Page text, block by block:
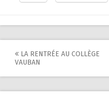
Post
navigation
LA RENTRÉE AU COLLÈGE
VAUBAN